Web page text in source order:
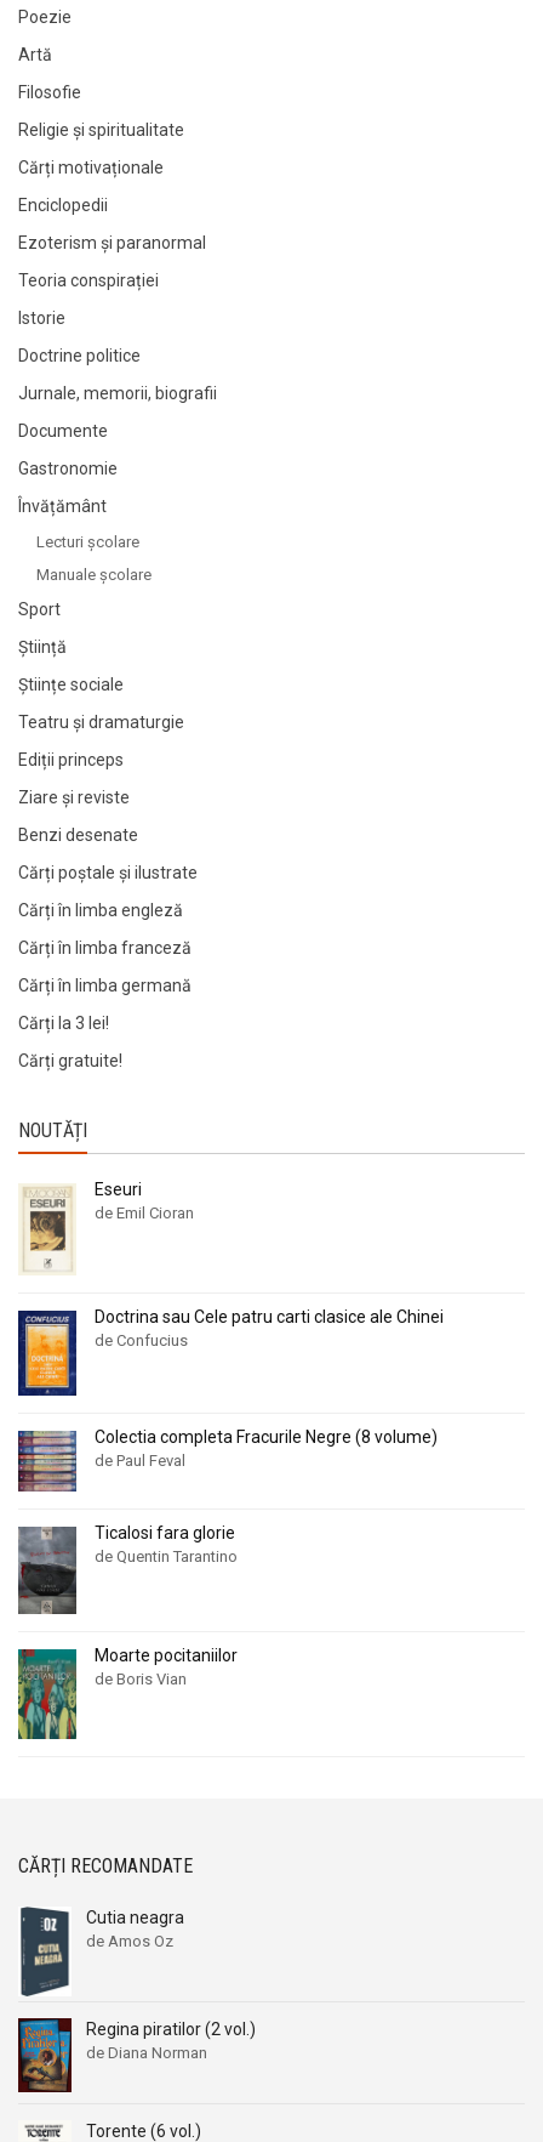
Poezie
Artă
Filosofie
Religie și spiritualitate
Cărți motivaționale
Enciclopedii
Ezoterism și paranormal
Teoria conspirației
Istorie
Doctrine politice
Jurnale, memorii, biografii
Documente
Gastronomie
Învățământ
Lecturi şcolare
Manuale şcolare
Sport
Știință
Științe sociale
Teatru și dramaturgie
Ediții princeps
Ziare şi reviste
Benzi desenate
Cărți poștale și ilustrate
Cărți în limba engleză
Cărți în limba franceză
Cărți în limba germană
Cărți la 3 lei!
Cărți gratuite!
NOUTĂȚI
Eseuri
de Emil Cioran
Doctrina sau Cele patru carti clasice ale Chinei
de Confucius
Colectia completa Fracurile Negre (8 volume)
de Paul Feval
Ticalosi fara glorie
de Quentin Tarantino
Moarte pocitaniilor
de Boris Vian
CĂRȚI RECOMANDATE
Cutia neagra
de Amos Oz
Regina piratilor (2 vol.)
de Diana Norman
Torente (6 vol.)